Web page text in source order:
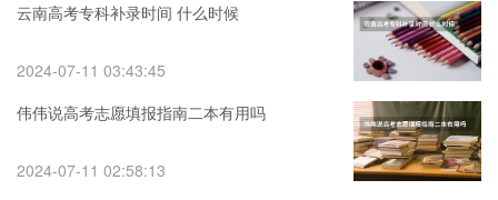
云南高考专科补录时间 什么时候
2024-07-11 03:43:45
伟伟说高考志愿填报指南二本有用吗
2024-07-11 02:58:13